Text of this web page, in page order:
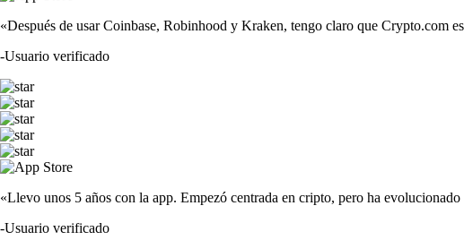
«Después de usar Coinbase, Robinhood y Kraken, tengo claro que Crypto.com
-Usuario verificado
«Llevo unos 5 años con la app. Empezó centrada en cripto, pero ha
-Usuario verificado